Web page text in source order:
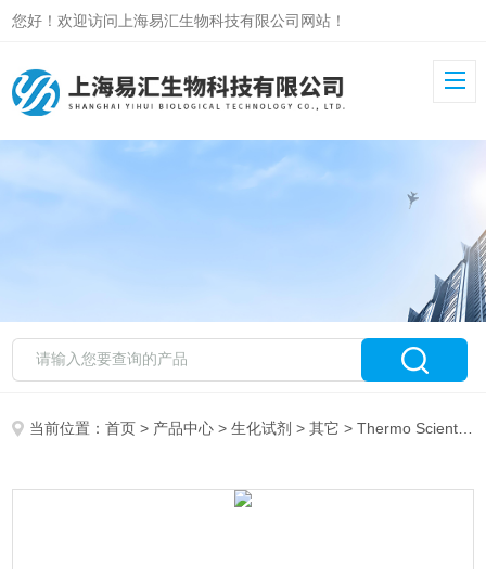
您好！欢迎访问上海易汇生物科技有限公司网站！
当前位置：首页 > 产品中心 >生化试剂 >其它 > Thermo ScientificFisher Scientific 代理